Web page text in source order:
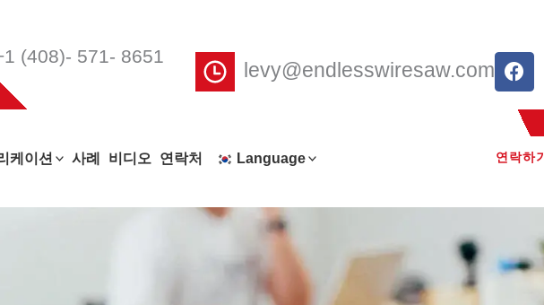
(408)- 571- 8651
levy@endlesswiresaw.com
F
a
e
o
케이션 사례 비디오 연락처 Language 연락하기